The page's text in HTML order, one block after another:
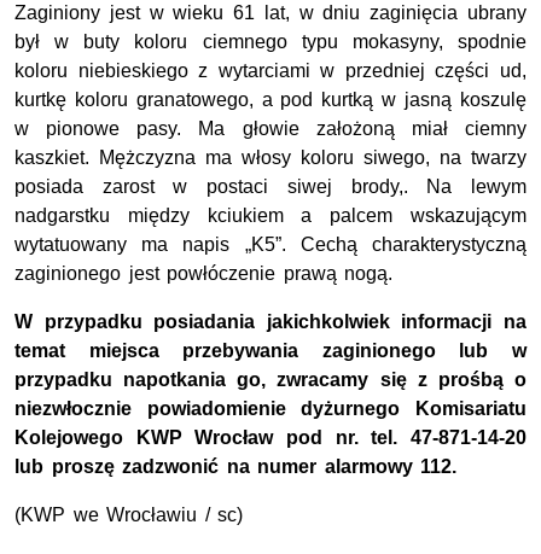
Zaginiony jest w wieku 61 lat, w dniu zaginięcia ubrany
był w buty koloru ciemnego typu mokasyny, spodnie
koloru niebieskiego z wytarciami w przedniej części ud,
kurtkę koloru granatowego, a pod kurtką w jasną koszulę
w pionowe pasy. Ma głowie założoną miał ciemny
kaszkiet. Mężczyzna ma włosy koloru siwego, na twarzy
posiada zarost w postaci siwej brody,. Na lewym
nadgarstku między kciukiem a palcem wskazującym
wytatuowany ma napis „K5”. Cechą charakterystyczną
zaginionego jest powłóczenie prawą nogą.
W przypadku posiadania jakichkolwiek informacji na
temat miejsca przebywania zaginionego lub w
przypadku napotkania go, zwracamy się z prośbą o
niezwłocznie powiadomienie dyżurnego Komisariatu
Kolejowego KWP Wrocław pod nr. tel. 47-871-14-20
lub proszę zadzwonić na numer alarmowy 112.
(KWP we Wrocławiu / sc)